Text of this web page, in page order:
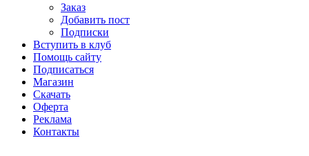
Заказ
Добавить пост
Подписки
Вступить в клуб
Помощь сайту
Подписаться
Магазин
Скачать
Оферта
Реклама
Контакты